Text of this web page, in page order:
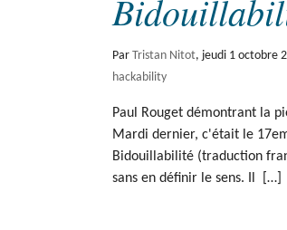
ParTristan Nitot, jeudi 1 octobre
hackability
Paul Rouget démontrant la
Mardi dernier, c'était le
Bidouillabilité (traduction
sans en définir le sens. Il […]